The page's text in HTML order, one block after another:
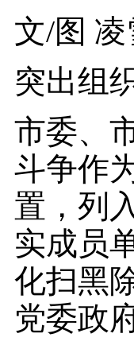
文/图
突出组
市委、
斗争作
置，列
实成员
化扫黑
党委政